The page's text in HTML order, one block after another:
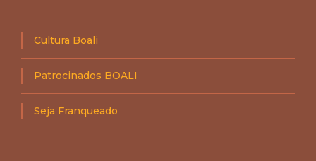
Cultura Boali
Patrocinados BOALI
Seja Franqueado